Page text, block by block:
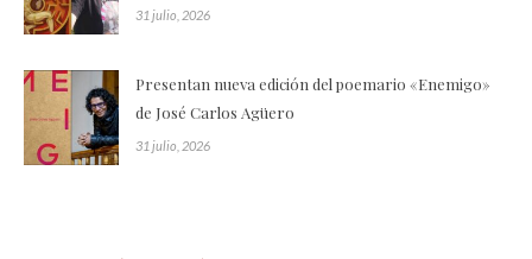
31 julio, 2026
Presentan nueva edición del poemario «Enemigo»
de José Carlos Agüero
31 julio, 2026